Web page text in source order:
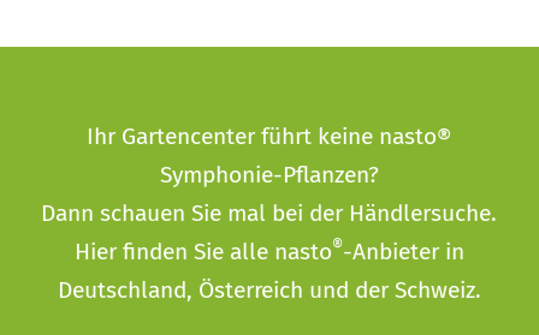
Ihr Gartencenter führt keine nasto®
Symphonie-Pflanzen?
Dann schauen Sie mal bei der Händlersuche.
Hier finden Sie alle nasto®-Anbieter in
Deutschland, Österreich und der Schweiz.